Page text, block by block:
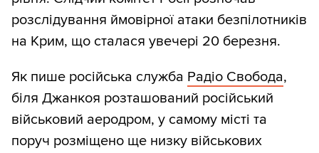
розслідування ймовірної атаки безпілотників
на Крим, що сталася увечері 20 березня.
Як пише російська служба Радіо Свобода,
біля Джанкоя розташований російський
військовий аеродром, у самому місті та
поруч розміщено ще низку військових